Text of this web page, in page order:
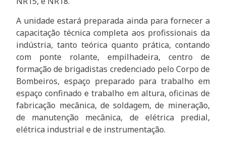
A unidade estará preparada ainda para fornecer a
capacitação técnica completa aos profissionais da
indústria, tanto teórica quanto prática, contando
com ponte rolante, empilhadeira, centro de
formação de brigadistas credenciado pelo Corpo de
Bombeiros, espaço preparado para trabalho em
espaço confinado e trabalho em altura, oficinas de
fabricação mecânica, de soldagem, de mineração,
de manutenção mecânica, de elétrica predial,
elétrica industrial e de instrumentação.